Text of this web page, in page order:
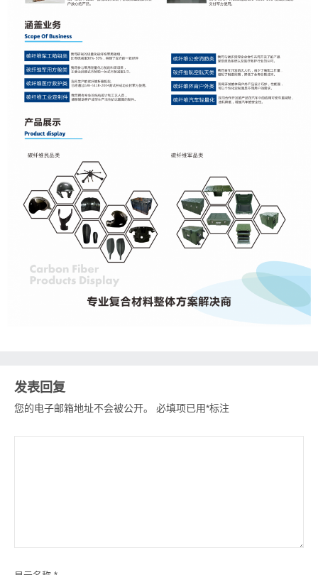
发表回复
您的电子邮箱地址不会被公开。 必填项已用*标注